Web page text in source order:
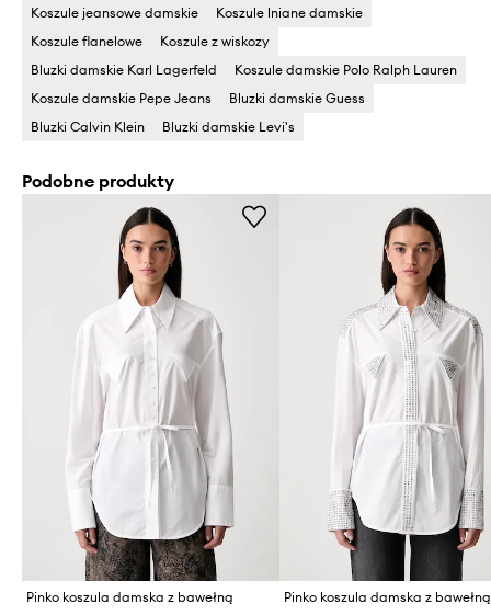
Koszule jeansowe damskie
Koszule lniane damskie
Koszule flanelowe
Koszule z wiskozy
Bluzki damskie Karl Lagerfeld
Koszule damskie Polo Ralph Lauren
Koszule damskie Pepe Jeans
Bluzki damskie Guess
Bluzki Calvin Klein
Bluzki damskie Levi's
Podobne produkty
Pinko koszula damska z bawełną
Pinko koszula damska z bawełną